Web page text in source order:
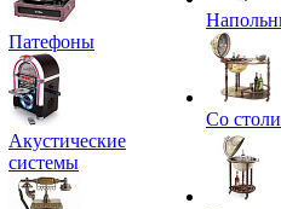
Патефоны
Акустические
системы
Со